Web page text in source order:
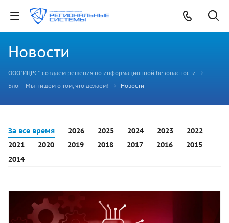
Новости
ООО"ИЦРС"- создаем решения по информационной безопасности
Блог - Мы пишем о том, что делаем!
Новости
За все время 2026 2025 2024 2023
2022
2021
2020 2019 2018 2017 2016
2015
2014